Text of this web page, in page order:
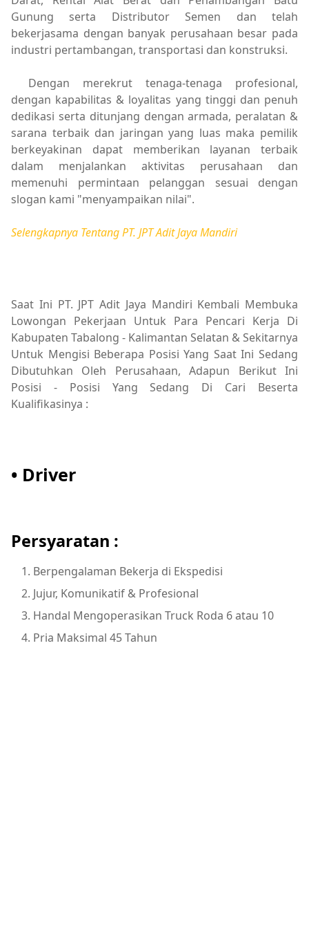
Gunung serta Distributor Semen dan telah
bekerjasama dengan banyak perusahaan besar pada
industri pertambangan, transportasi dan konstruksi.
Dengan merekrut tenaga-tenaga profesional,
dengan kapabilitas & loyalitas yang tinggi dan penuh
dedikasi serta ditunjang dengan armada, peralatan &
sarana terbaik dan jaringan yang luas maka pemilik
berkeyakinan dapat memberikan layanan terbaik
dalam menjalankan aktivitas perusahaan dan
memenuhi permintaan pelanggan sesuai dengan
slogan kami "menyampaikan nilai".
Selengkapnya Tentang PT. JPT Adit Jaya Mandiri
Saat Ini PT. JPT Adit Jaya Mandiri Kembali Membuka
Lowongan Pekerjaan Untuk Para Pencari Kerja Di
Kabupaten Tabalong - Kalimantan Selatan & Sekitarnya
Untuk Mengisi Beberapa Posisi Yang Saat Ini Sedang
Dibutuhkan Oleh Perusahaan, Adapun Berikut Ini
Posisi - Posisi Yang Sedang Di Cari Beserta
Kualifikasinya :
• Driver
Persyaratan :
Berpengalaman Bekerja di Ekspedisi
Jujur, Komunikatif & Profesional
Handal Mengoperasikan Truck Roda 6 atau 10
Pria Maksimal 45 Tahun